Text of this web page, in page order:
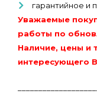
гарантийное и
Уважаемые
работы по
Наличие, цены и
интересующего